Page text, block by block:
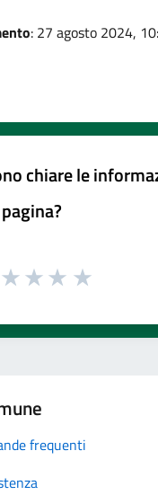
: 27 agosto 2024,
chiare le
frequenti